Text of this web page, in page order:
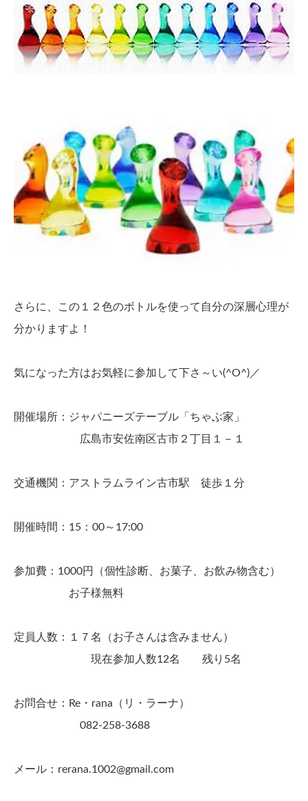
さらに、この１２色のボトルを使って自分の深層心理が
分かりますよ！
気になった方はお気軽に参加して下さ～い(^O^)／
開催場所：ジャパニーズテーブル「ちゃぶ家」
広島市安佐南区古市２丁目１－１
交通機関：アストラムライン古市駅 徒歩１分
開催時間：15：00～17:00
参加費：1000円（個性診断、お菓子、お飲み物含む）
お子様無料
定員人数：１７名（お子さんは含みません）
現在参加人数12名 残り5名
お問合せ：Re・rana（リ・ラーナ）
082-258-3688
メール：rerana.1002@gmail.com